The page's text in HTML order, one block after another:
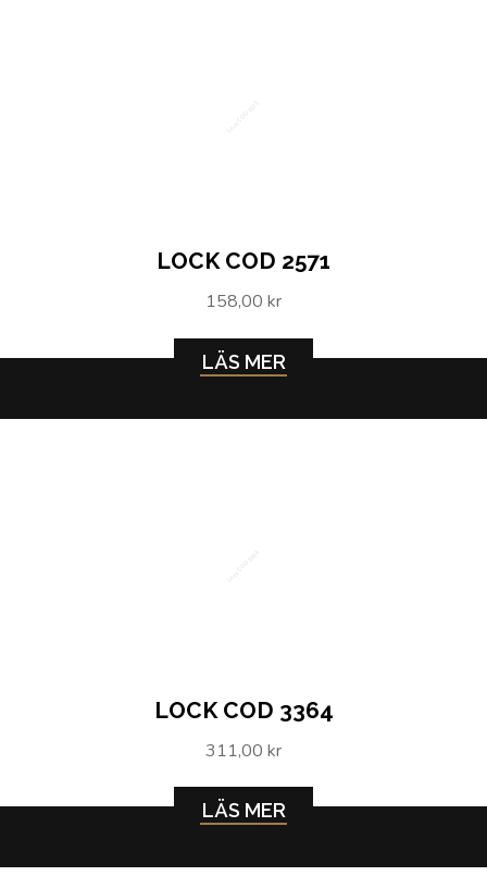
LOCK COD 2571
158,00 kr
LÄS MER
LOCK COD 3364
311,00 kr
LÄS MER